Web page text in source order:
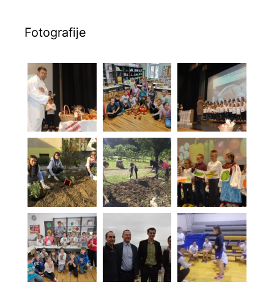
Fotografije